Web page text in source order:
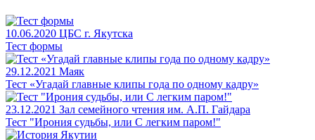
10.06.2020 ЦБС г. Якутска
Тест формы
29.12.2021 Маяк
Тест «Угадай главные клипы года по одному кадру»‎
23.12.2021 Зал семейного чтения им. А.П. Гайдара
Тест "Ирония судьбы, или С легким паром!"